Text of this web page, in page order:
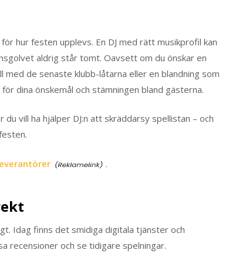
hur festen upplevs. En DJ med rätt musikprofil kan
aldrig står tomt. Oavsett om du önskar en
med de senaste klubb-låtarna eller en blandning som
dina önskemål och stämningen bland gästerna.
vill ha hjälper DJ:n att skräddarsy spellistan – och
.
Idag finns det smidiga digitala tjänster och
recensioner och se tidigare spelningar.